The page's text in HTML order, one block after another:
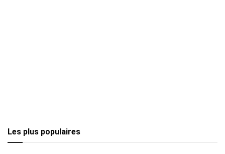
Les plus populaires